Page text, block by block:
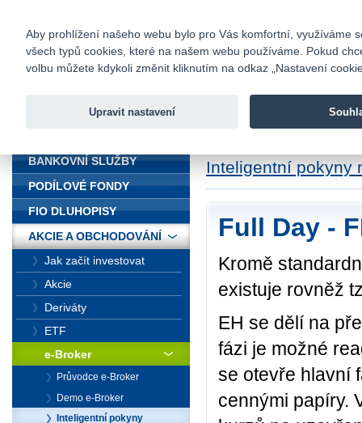
Fio banka
Fio banka
Inteligentní pokyny
Full Day -
Kromě
existuje rovněž
EH se dělí na
fázi je možné
se otevře hlavní
cennými papíry.
BANKOVNÍ SLUŽBY
PODÍLOVÉ FONDY
FIO DLUHOPISY
AKCIE A OBCHODOVÁNÍ
Jak začít investovat
Akcie
Deriváty
ETF
e-Broker
Průvodce e-Broker
Demo e-Broker
Inteligentní pokyny
Aby prohlížení našeho webu bylo pro Vás komfortní, využíváme
všech typů cookies, které na našem webu používáme. Pokud
volbu můžete kdykoli změnit kliknutím na odkaz „Nastavení
Upravit nastavení